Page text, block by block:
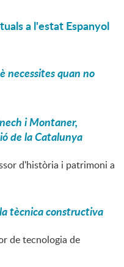
a l'estat Espanyol
necessites quan no
i Montaner,
de la Catalunya
d'història i patrimoni a
tècnica constructiva
de tecnologia de